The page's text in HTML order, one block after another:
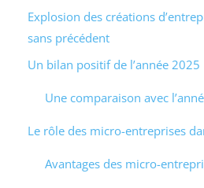
Explosion des créations
sans précédent
Un bilan positif de l’année 2025
Une comparaison avec
Le rôle des micro-entreprises
Avantages des micro-